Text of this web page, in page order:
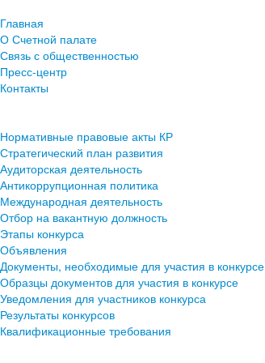
Главная
О Счетной палате
Связь с общественностью
Пресс-центр
Контакты
Нормативные правовые акты КР
Стратегический план развития
Аудиторская деятельность
Антикоррупционная политика
Международная деятельность
Отбор на вакантную должность
Этапы конкурса
Объявления
Документы, необходимые для участия в конкурсе
Образцы документов для участия в конкурсе
Уведомления для участников конкурса
Результаты конкурсов
Квалификационные требования